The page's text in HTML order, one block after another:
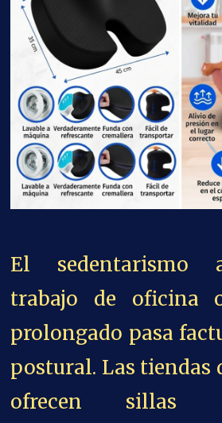
El sedentarismo
trabajo de oficina
prolongado pasa
postural. Las tiendas
ofrecen sillas